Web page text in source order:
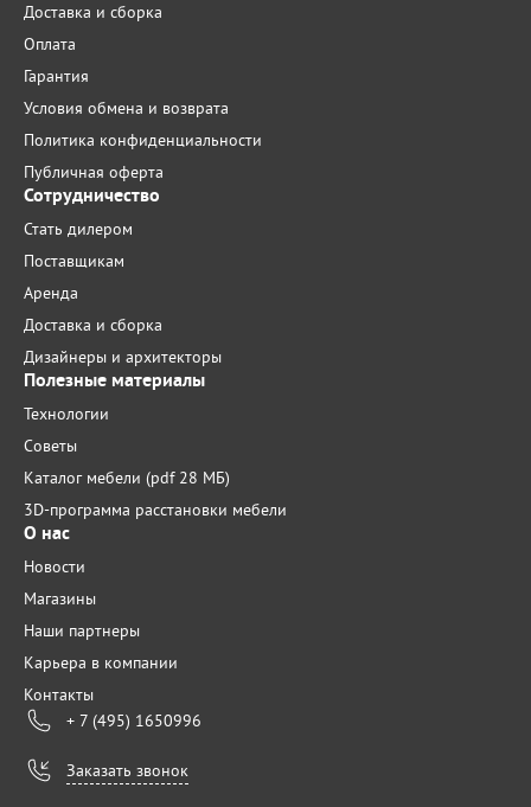
Доставка и сборка
Оплата
Гарантия
Условия обмена и возврата
Политика конфиденциальности
Публичная оферта
Сотрудничество
Стать дилером
Поставщикам
Аренда
Доставка и сборка
Дизайнеры и архитекторы
Полезные материалы
Технологии
Советы
Каталог мебели (pdf 28 МБ)
3D-программа расстановки мебели
О нас
Новости
Магазины
Наши партнеры
Карьера в компании
Контакты
+ 7 (495) 1650996
Заказать звонок